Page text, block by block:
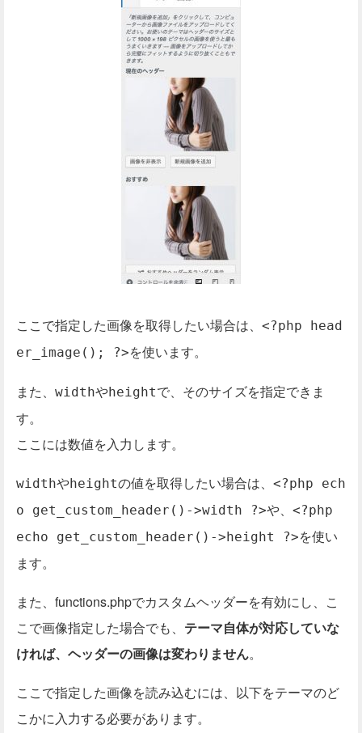
ここで指定した画像を取得したい場合は、
<?php head
er_image(); ?>を使います。
また、 widthやheightで、そのサイズを指定できま
す。
ここには数値を入力します。
widthやheightの値を取得したい場合は、
<?php ech
o get_custom_header()->width ?>や、
<?php
echo get_custom_header()->height ?>を使い
ます。
また、functions.phpでカスタムヘッダーを有効にし、こ
こで画像指定した場合でも、 テーマ自体が対応していな
ければ、ヘッダーの画像は変わりません。
ここで指定した画像を読み込むには、以下をテーマのど
こかに入力する必要があります。